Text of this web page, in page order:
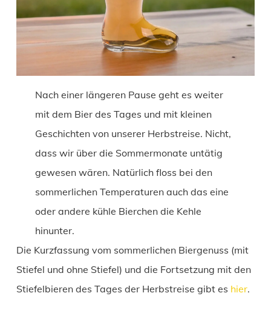
Nach einer längeren Pause geht es weiter
mit dem Bier des Tages und mit kleinen
Geschichten von unserer Herbstreise. Nicht,
dass wir über die Sommermonate untätig
gewesen wären. Natürlich floss bei den
sommerlichen Temperaturen auch das eine
oder andere kühle Bierchen die Kehle
hinunter.
Die Kurzfassung vom sommerlichen Biergenuss (mit
Stiefel und ohne Stiefel) und die Fortsetzung mit den
Stiefelbieren des Tages der Herbstreise gibt es hier.